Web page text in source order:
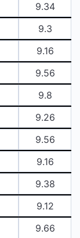
9.34
9.3
9.16
9.56
9.8
9.26
9.56
9.16
9.38
9.12
9.66